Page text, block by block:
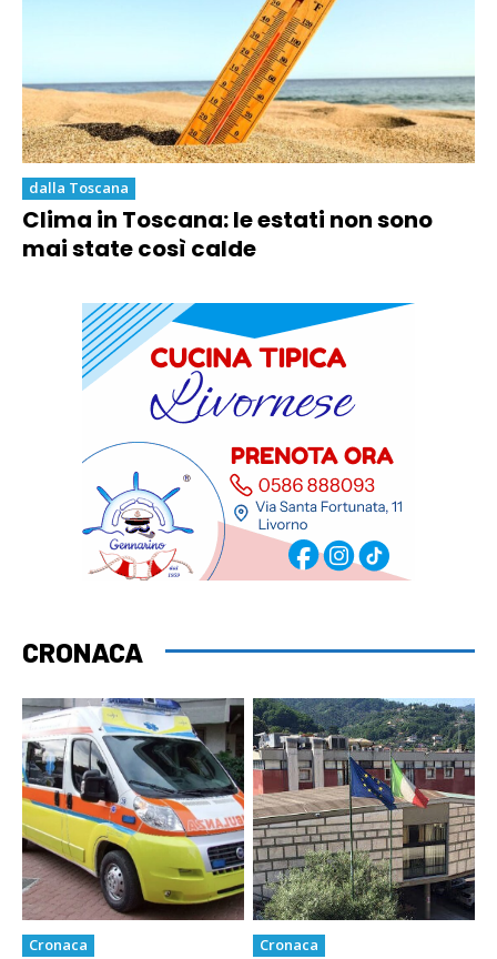
dalla Toscana
Clima in Toscana: le estati non sono
mai state così calde
CRONACA
Cronaca Cronaca